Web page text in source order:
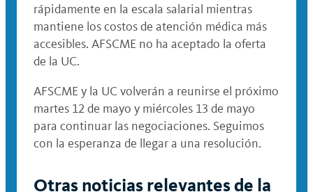
rápidamente en la escala salarial mientras
mantiene los costos de atención médica más
accesibles. AFSCME no ha aceptado la oferta
de la UC.
AFSCME y la UC volverán a reunirse el próximo
martes 12 de mayo y miércoles 13 de mayo
para continuar las negociaciones. Seguimos
con la esperanza de llegar a una resolución.
Otras noticias relevantes de la